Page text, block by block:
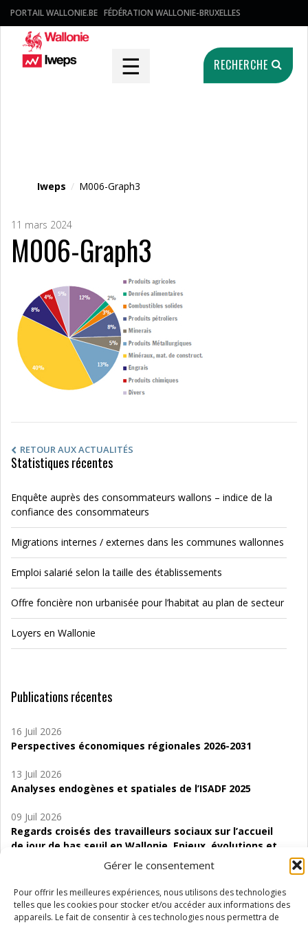
Gérer le consentement
Pour offrir les meilleures expériences, nous utilisons des technologies
telles que les cookies pour stocker et/ou accéder aux informations des
appareils. Le fait de consentir à ces technologies nous permettra de
PORTAIL WALLONIE.BE FÉDÉRATION WALLONIE-BRUXELLES
☰ RECHERCHE
Iweps / M006-Graph3
11 mars 2024
M006-Graph3
RETOUR AUX ACTUALITÉS
Statistiques récentes
Enquête auprès des consommateurs wallons – indice de la
confiance des consommateurs
Migrations internes / externes dans les communes wallonnes
Emploi salarié selon la taille des établissements
Offre foncière non urbanisée pour l’habitat au plan de secteur
Loyers en Wallonie
Publications récentes
16 Juil 2026
Perspectives économiques régionales 2026-2031
13 Juil 2026
Analyses endogènes et spatiales de l’ISADF 2025
09 Juil 2026
Regards croisés des travailleurs sociaux sur l’accueil
de jour de bas seuil en Wallonie. Enjeux, évolutions et
06 Juil 2026
Étude d’évaluabilité des Structures
d’accompagnement à l’autocréation d’emploi (SAACE)